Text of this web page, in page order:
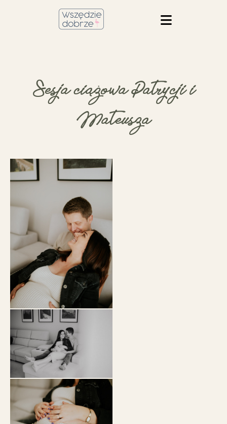
Sesja ciążowa Patrycji i
Mateusza